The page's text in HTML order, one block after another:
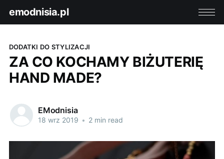
emodnisia.pl
DODATKI DO STYLIZACJI
ZA CO KOCHAMY BIŻUTERIĘ
HAND MADE?
EModnisia
18 wrz 2019 • 2 min read